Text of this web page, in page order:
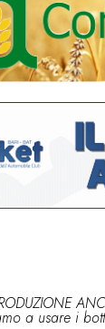
a usare i